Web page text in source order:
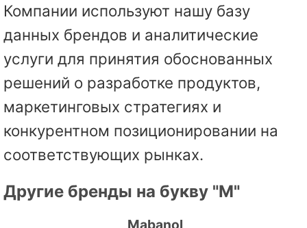
Компании используют нашу базу
данных брендов и аналитические
услуги для принятия обоснованных
решений о разработке продуктов,
маркетинговых стратегиях и
конкурентном позиционировании на
соответствующих рынках.
Другие бренды на букву "M"
Mabanol